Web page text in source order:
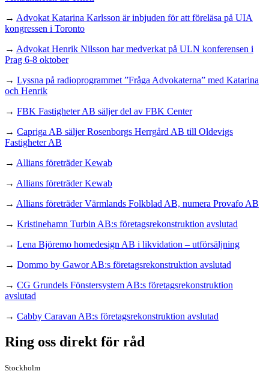
→ Advokat Katarina Karlsson är inbjuden för att föreläsa på UIA
kongressen i Toronto
→ Advokat Henrik Nilsson har medverkat på ULN konferensen i
Prag 6-8 oktober
→ Lyssna på radioprogrammet ”Fråga Advokaterna” med Katarina
och Henrik
→ FBK Fastigheter AB säljer del av FBK Center
→ Capriga AB säljer Rosenborgs Herrgård AB till Oldevigs
Fastigheter AB
→ Allians företräder Kewab
→ Allians företräder Kewab
→ Allians företräder Värmlands Folkblad AB, numera Provafo AB
→ Kristinehamn Turbin AB:s företagsrekonstruktion avslutad
→ Lena Björemo homedesign AB i likvidation – utförsäljning
→ Dommo by Gawor AB:s företagsrekonstruktion avslutad
→ CG Grundels Fönstersystem AB:s företagsrekonstruktion
avslutad
→ Cabby Caravan AB:s företagsrekonstruktion avslutad
Ring oss direkt för råd
Stockholm